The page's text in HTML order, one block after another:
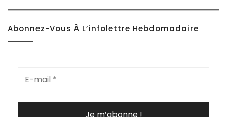
Abonnez-Vous À L’infolettre Hebdomadaire